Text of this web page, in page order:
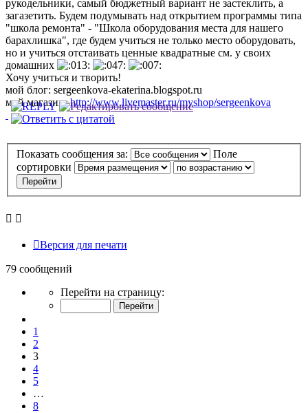
рукодельники, самый бюджетный вариант не застеклить, а
загазетить. Будем подумывать над открытием программы типа
"школа ремонта" - "Школа оборудования места для нашего
барахлишка", где будем учиться не только место оборудовать,
но и учиться отстаивать ценные квадратные см. у своих
домашних
Хочу учиться и творить!
мой блог: sergeenkova-ekaterina.blogspot.ru
мой магазин:http://www.livemaster.ru/myshop/sergeenkova
Показать сообщения за:
Поле
сортировки
Версия для печати
79 сообщений
Страница
8
Перейти на страницу:
1
2
3
4
5
…
8